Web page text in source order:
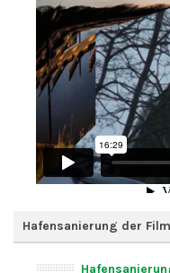
Hafensanierung der Film